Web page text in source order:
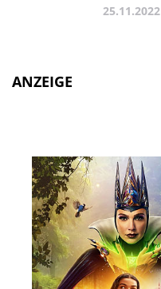
25.11.2022
ANZEIGE